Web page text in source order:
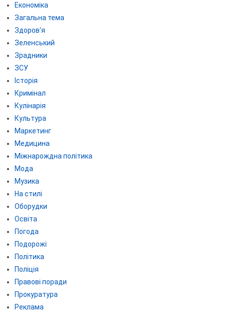
Економіка
Загальна тема
Здоров'я
Зеленський
Зрадники
ЗСУ
Історія
Кримінал
Кулінарія
Культура
Маркетинг
Медицина
Міжнарождна політика
Мода
Музика
На стилі
Оборудки
Освіта
Погода
Подорожі
Політика
Поліція
Правові поради
Прокуратура
Реклама